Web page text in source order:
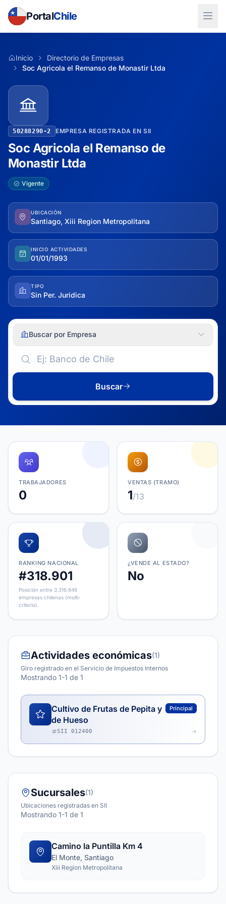
PortalChile
Inicio
Directorio de Empresas
Soc Agricola el Remanso de Monastir Ltda
50288290-2 EMPRESA REGISTRADA EN SII
Soc Agricola el Remanso de
Monastir Ltda
Vigente
UBICACIÓN
Santiago, Xiii Region Metropolitana
INICIO ACTIVIDADES
01/01/1993
TIPO
Sin Per. Juridica
Buscar por Empresa
Buscar
TRABAJADORES
0
VENTAS (TRAMO)
1/13
RANKING NACIONAL
#318.901
Posición entre 3.316.848
empresas chilenas (multi-
criterio).
¿VENDE AL ESTADO?
No
Actividades económicas(1)
Giro registrado en el Servicio de Impuestos Internos
Mostrando 1-1 de 1
Cultivo de Frutas de Pepita y
de Hueso
Principal
SII 012400
Sucursales(1)
Ubicaciones registradas en SII
Mostrando 1-1 de 1
Camino la Puntilla Km 4
El Monte, Santiago
Xiii Region Metropolitana